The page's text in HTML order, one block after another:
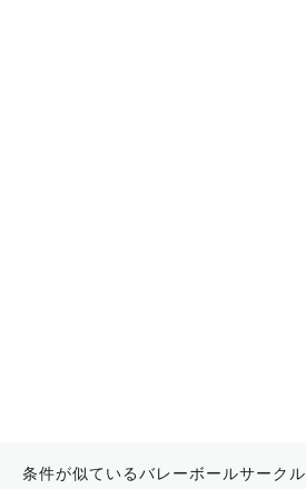
条件が似ているバレーボールサークル